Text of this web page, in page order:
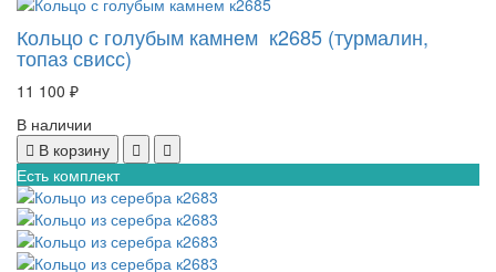
Кольцо с голубым камнем к2685 (турмалин,
топаз свисс)
11 100 ₽
В наличии
В корзину
Есть комплект